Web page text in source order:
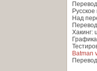
Над
Хакинг:
Batman